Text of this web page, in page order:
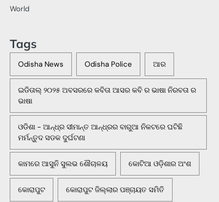
World
Tags
Odisha News Odisha Police ଆର
ଇଡିତାଲ୍ ୨୦୨୫ ଅବସରରେ କବିତା ଆସର କବି ର ଭାଷା ନିରବତା ର
ଭାଷା
ଓଡିଶା - ଆନ୍ଧ୍ର ସୀମାନ୍ତ ଆନ୍ଧ୍ରର ବାରୁଆ ନିକଟରେ ଘଟିଛି
ମର୍ମନ୍ତୁଦ ସଡକ ଦୁର୍ଘଟଣା
କାମରେ ଆସୁନି ସୁଲଭ ଶୌଚାଳୟ କୋଟିଆ ଓଡ଼ିଶାର ଅଂଶ
କୋରାପୁଟ କୋରାପୁଟ ଜିଲ୍ଲାର ପଞ୍ଚାୟତ ସମିତି